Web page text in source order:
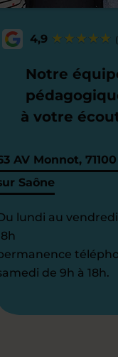
4,9
Notre
à votre
AV Monnot,
Saône
lundi au
de 9h à 18h.